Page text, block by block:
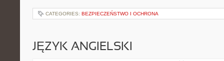
CATEGORIES: BEZPIECZEŃSTWO I OCHRONA
JĘZYK ANGIELSKI